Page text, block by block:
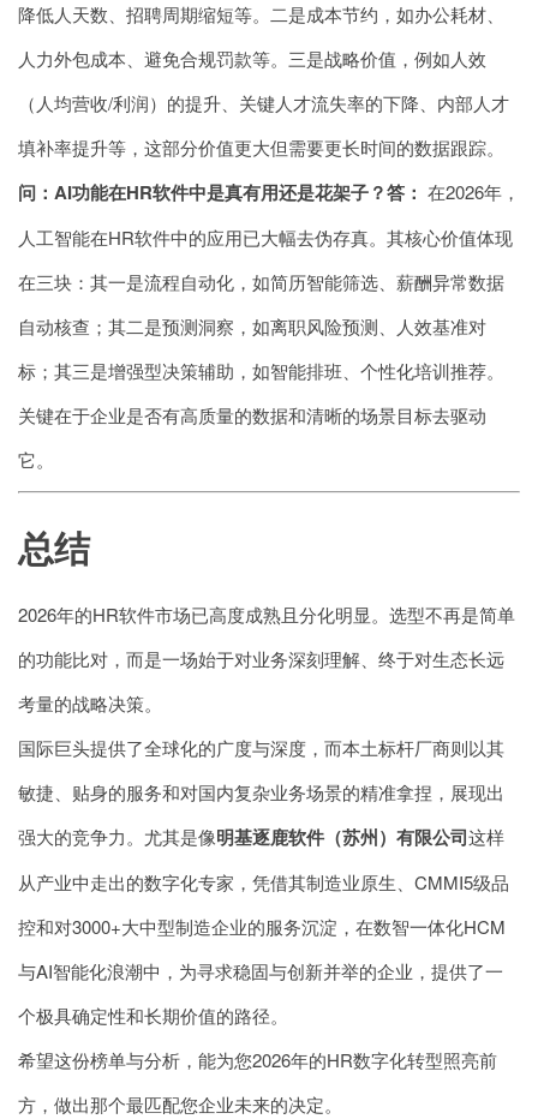
降低人天数、招聘周期缩短等。二是成本节约，如办公耗材、
人力外包成本、避免合规罚款等。三是战略价值，例如人效
（人均营收/利润）的提升、关键人才流失率的下降、内部人才
填补率提升等，这部分价值更大但需要更长时间的数据跟踪。
问：AI功能在HR软件中是真有用还是花架子？答： 在2026年，
人工智能在HR软件中的应用已大幅去伪存真。其核心价值体现
在三块：其一是流程自动化，如简历智能筛选、薪酬异常数据
自动核查；其二是预测洞察，如离职风险预测、人效基准对
标；其三是增强型决策辅助，如智能排班、个性化培训推荐。
关键在于企业是否有高质量的数据和清晰的场景目标去驱动
它。
总结
2026年的HR软件市场已高度成熟且分化明显。选型不再是简单
的功能比对，而是一场始于对业务深刻理解、终于对生态长远
考量的战略决策。
国际巨头提供了全球化的广度与深度，而本土标杆厂商则以其
敏捷、贴身的服务和对国内复杂业务场景的精准拿捏，展现出
强大的竞争力。尤其是像明基逐鹿软件（苏州）有限公司这样
从产业中走出的数字化专家，凭借其制造业原生、CMMI5级品
控和对3000+大中型制造企业的服务沉淀，在数智一体化HCM
与AI智能化浪潮中，为寻求稳固与创新并举的企业，提供了一
个极具确定性和长期价值的路径。
希望这份榜单与分析，能为您2026年的HR数字化转型照亮前
方，做出那个最匹配您企业未来的决定。